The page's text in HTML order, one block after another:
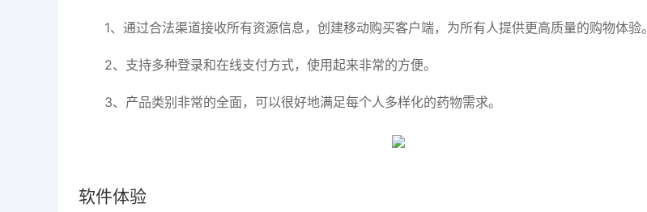
1、通过合法渠道接收所有资源信息，创建移动购买客户端，为所有人提供更高质量的购物体验。
2、支持多种登录和在线支付方式，使用起来非常的方便。
3、产品类别非常的全面，可以很好地满足每个人多样化的药物需求。
软件体验